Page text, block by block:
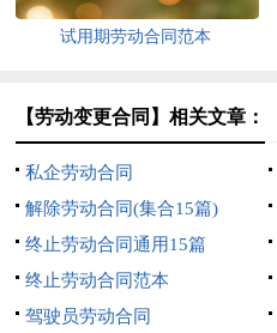
试用期劳动合同范本
【劳动变更合同】相关文章：
私企劳动合同
解除劳动合同(集合15篇)
终止劳动合同通用15篇
终止劳动合同范本
驾驶员劳动合同